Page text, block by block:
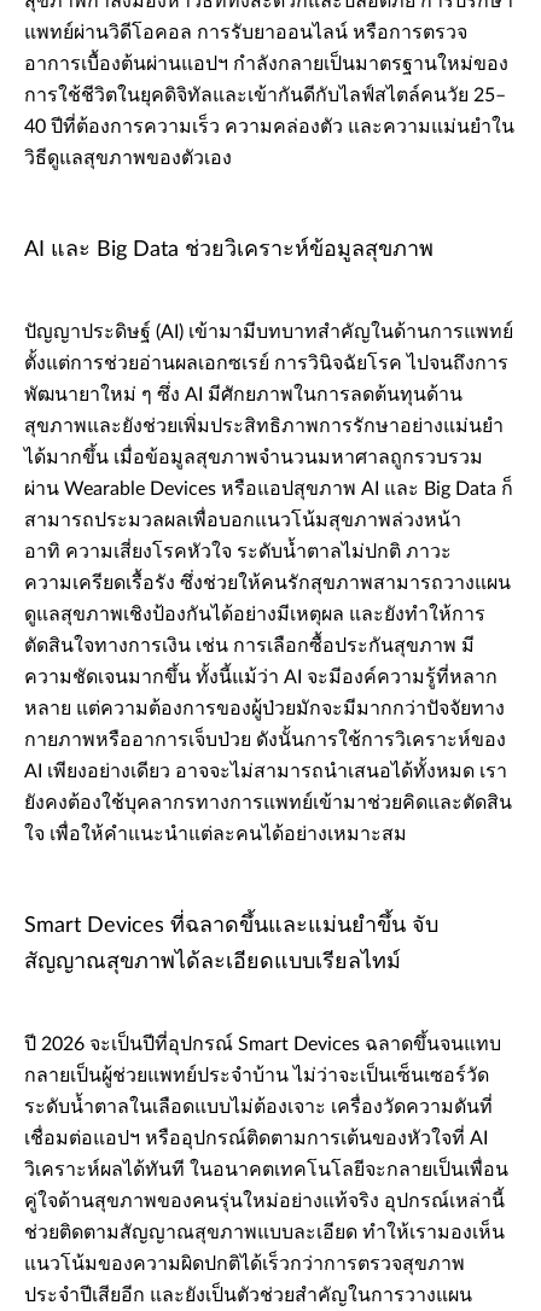
แพทย์ผ่านวิดีโอคอล การรับยาออนไลน์ หรือการตรวจ
อาการเบื้องต้นผ่านแอปฯ กำลังกลายเป็นมาตรฐานใหม่ของ
การใช้ชีวิตในยุคดิจิทัลและเข้ากันดีกับไลฟ์สไตล์คนวัย 25–
40 ปีที่ต้องการความเร็ว ความคล่องตัว และความแม่นยำใน
วิธีดูแลสุขภาพของตัวเอง
AI และ Big Data ช่วยวิเคราะห์ข้อมูลสุขภาพ
ปัญญาประดิษฐ์ (AI) เข้ามามีบทบาทสำคัญในด้านการแพทย์
ตั้งแต่การช่วยอ่านผลเอกซเรย์ การวินิจฉัยโรค ไปจนถึงการ
พัฒนายาใหม่ ๆ ซึ่ง AI มีศักยภาพในการลดต้นทุนด้าน
สุขภาพและยังช่วยเพิ่มประสิทธิภาพการรักษาอย่างแม่นยำ
ได้มากขึ้น เมื่อข้อมูลสุขภาพจำนวนมหาศาลถูกรวบรวม
ผ่าน Wearable Devices หรือแอปสุขภาพ AI และ Big Data ก็
สามารถประมวลผลเพื่อบอกแนวโน้มสุขภาพล่วงหน้า
อาทิ ความเสี่ยงโรคหัวใจ ระดับน้ำตาลไม่ปกติ ภาวะ
ความเครียดเรื้อรัง ซึ่งช่วยให้คนรักสุขภาพสามารถวางแผน
ดูแลสุขภาพเชิงป้องกันได้อย่างมีเหตุผล และยังทำให้การ
ตัดสินใจทางการเงิน เช่น การเลือกซื้อประกันสุขภาพ มี
ความชัดเจนมากขึ้น ทั้งนี้แม้ว่า AI จะมีองค์ความรู้ที่หลาก
หลาย แต่ความต้องการของผู้ป่วยมักจะมีมากกว่าปัจจัยทาง
กายภาพหรืออาการเจ็บป่วย ดังนั้นการใช้การวิเคราะห์ของ
AI เพียงอย่างเดียว อาจจะไม่สามารถนำเสนอได้ทั้งหมด เรา
ยังคงต้องใช้บุคลากรทางการแพทย์เข้ามาช่วยคิดและตัดสิน
ใจ เพื่อให้คำแนะนำแต่ละคนได้อย่างเหมาะสม
Smart Devices ที่ฉลาดขึ้นและแม่นยำขึ้น จับ
สัญญาณสุขภาพได้ละเอียดแบบเรียลไทม์
ปี 2026 จะเป็นปีที่อุปกรณ์ Smart Devices ฉลาดขึ้นจนแทบ
กลายเป็นผู้ช่วยแพทย์ประจำบ้าน ไม่ว่าจะเป็นเซ็นเซอร์วัด
ระดับน้ำตาลในเลือดแบบไม่ต้องเจาะ เครื่องวัดความดันที่
เชื่อมต่อแอปฯ หรืออุปกรณ์ติดตามการเต้นของหัวใจที่ AI
วิเคราะห์ผลได้ทันที ในอนาคตเทคโนโลยีจะกลายเป็นเพื่อน
คู่ใจด้านสุขภาพของคนรุ่นใหม่อย่างแท้จริง อุปกรณ์เหล่านี้
ช่วยติดตามสัญญาณสุขภาพแบบละเอียด ทำให้เรามองเห็น
แนวโน้มของความผิดปกติได้เร็วกว่าการตรวจสุขภาพ
ประจำปีเสียอีก และยังเป็นตัวช่วยสำคัญในการวางแผน